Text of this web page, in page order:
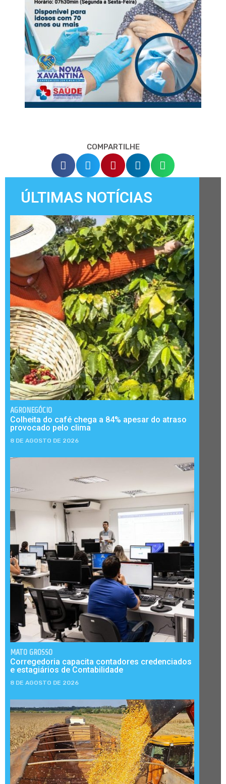
COMPARTILHE
ÚLTIMAS NOTÍCIAS
AGRONEGÓCIO
Colheita do café chega a 84% apesar do atraso
provocado pelo clima
8 DE AGOSTO DE 2026
MATO GROSSO
Corregedoria capacita contadores credenciados
e estagiários de Contabilidade
8 DE AGOSTO DE 2026